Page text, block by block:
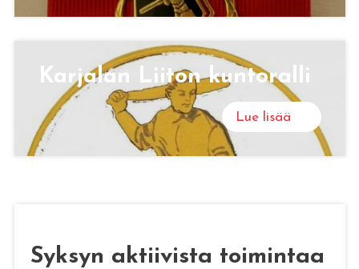
Kar­ja­lan Lii­ton kun­to­ral­li
Lue lisää
Syksyn aktiivista toimintaa